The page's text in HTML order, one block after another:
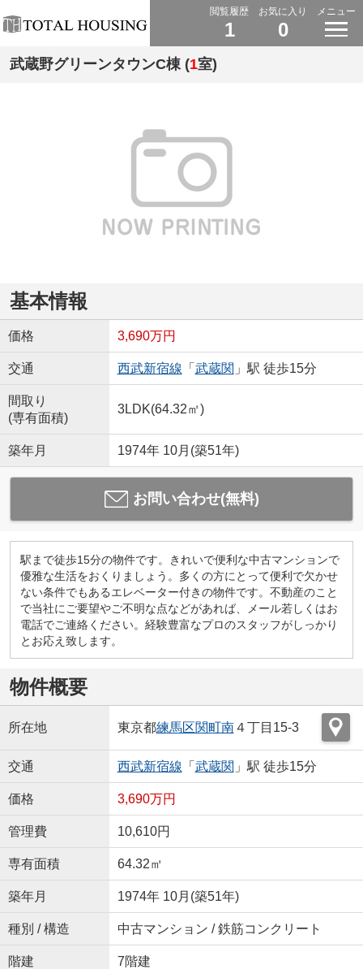
閲覧履歴
1
お気に入り
0
メニュー
武蔵野グリーンタウンC棟 (1室)
基本情報
価格 3,690万円
交通 西武新宿線 「 武蔵関 」駅 徒歩15分
間取り
(専有面積)
3LDK(64.32㎡)
築年月 1974年 10月(築51年)
お問い合わせ(無料)
駅まで徒歩15分の物件です。きれいで便利な中古マンションで
優雅な生活をおくりましょう。多くの方にとって便利で欠かせ
ない条件でもあるエレベーター付きの物件です。不動産のこと
で当社にご要望やご不明な点などがあれば、メール若しくはお
電話でご連絡ください。経験豊富なプロのスタッフがしっかり
とお応え致します。
物件概要
所在地 東京都練馬区関町南４丁目15-3
交通 西武新宿線 「 武蔵関 」駅 徒歩15分
価格 3,690万円
管理費 10,610円
専有面積 64.32㎡
築年月 1974年 10月(築51年)
種別 / 構造 中古マンション / 鉄筋コンクリート
階建 7階建